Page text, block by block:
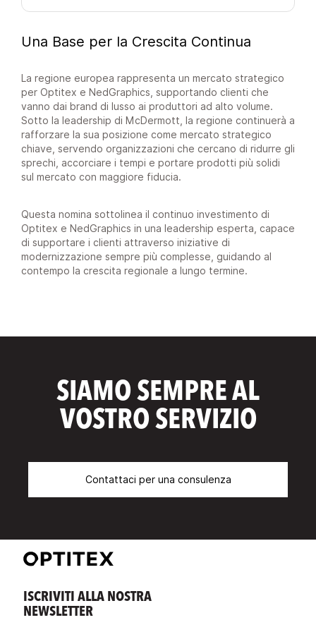
Una Base per la Crescita Continua
La regione europea rappresenta un mercato strategico
per Optitex e NedGraphics, supportando clienti che
vanno dai brand di lusso ai produttori ad alto volume.
Sotto la leadership di McDermott, la regione continuerà a
rafforzare la sua posizione come mercato strategico
chiave, servendo organizzazioni che cercano di ridurre gli
sprechi, accorciare i tempi e portare prodotti più solidi
sul mercato con maggiore fiducia.
Questa nomina sottolinea il continuo investimento di
Optitex e NedGraphics in una leadership esperta, capace
di supportare i clienti attraverso iniziative di
modernizzazione sempre più complesse, guidando al
contempo la crescita regionale a lungo termine.
SIAMO SEMPRE AL
VOSTRO SERVIZIO
Contattaci per una consulenza
ISCRIVITI ALLA NOSTRA
NEWSLETTER